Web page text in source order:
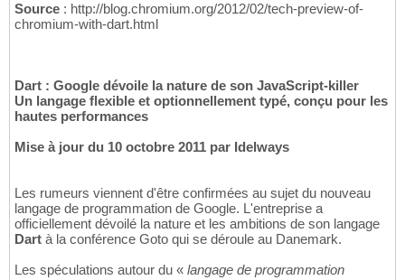
Source : http://blog.chromium.org/2012/02/tech-preview-of-
chromium-with-dart.html
Dart : Google dévoile la nature de son JavaScript-killer
Un langage flexible et optionnellement typé, conçu pour les
hautes performances
Mise à jour du 10 octobre 2011 par Idelways
Les rumeurs viennent d'être confirmées au sujet du nouveau
langage de programmation de Google. L'entreprise a
officiellement dévoilé la nature et les ambitions de son langage
Dart à la conférence Goto qui se déroule au Danemark.
Les spéculations autour du « langage de programmation